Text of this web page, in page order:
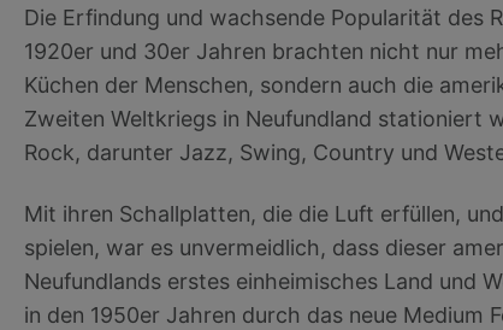
Die Erfindung und wachsende Popularität des
1920er und 30er Jahren brachten nicht nur
Küchen der Menschen, sondern auch die
Zweiten Weltkriegs in Neufundland stationiert
Rock, darunter Jazz, Swing, Country und
Mit ihren Schallplatten, die die Luft erfüllen,
spielen, war es unvermeidlich, dass dieser
Neufundlands erstes einheimisches Land und
in den 1950er Jahren durch das neue Medium